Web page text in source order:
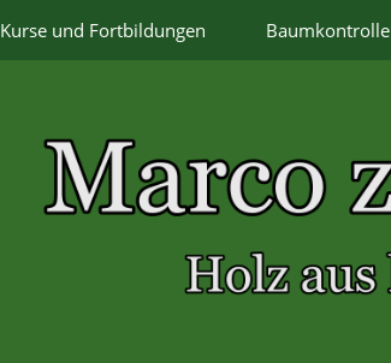
Kurse und Fortbildungen Baumkontrolle